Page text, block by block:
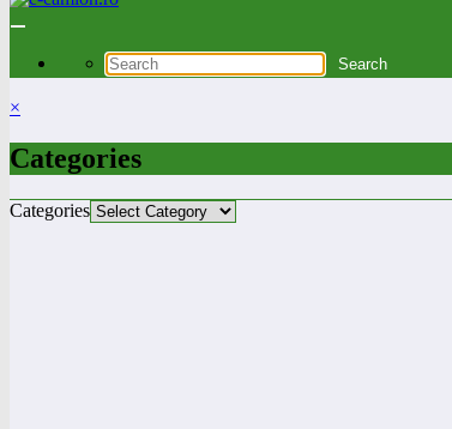
×
Categories
Categories